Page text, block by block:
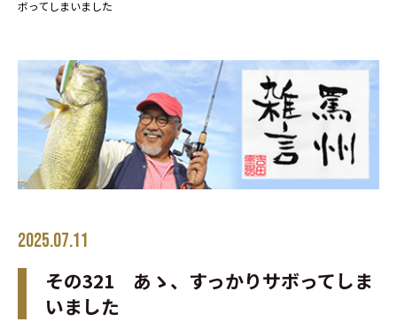
ボってしまいました
2025.07.11
その321 あゝ、すっかりサボってしま
いました